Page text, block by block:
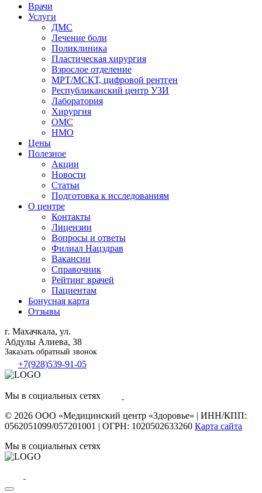
Врачи
Услуги
ДМС
Лечение боли
Поликлиника
Пластическая хирургия
Взрослое отделение
МРТ/МСКТ, цифровой рентген
Республиканский центр УЗИ
Лаборатория
Хирургия
ОМС
НМО
Цены
Полезное
Акции
Новости
Статьи
Подготовка к исследованиям
О центре
Контакты
Лицензии
Вопросы и ответы
Филиал Нацздрав
Вакансии
Справочник
Рейтинг врачей
Пациентам
Бонусная карта
Отзывы
г. Махачкала, ул.
Абдулы Алиева, 38
Заказать обратный звонок
+7(928)539-91-05
Мы в социальных сетях
© 2026 ООО «Медицинский центр «Здоровье» | ИНН/КПП:
0562051099/057201001 | ОГРН: 1020502633260 Карта сайта
Мы в социальных сетях